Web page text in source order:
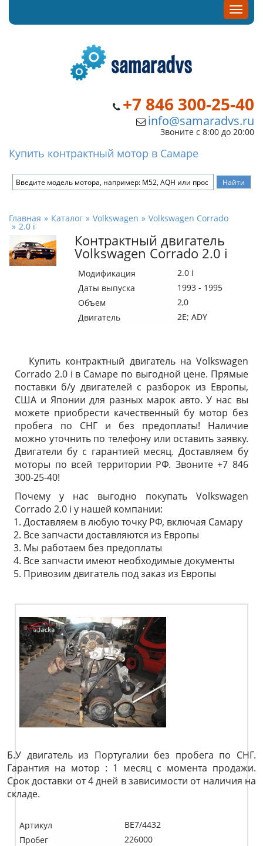
+7 846 300-25-40
info@samaradvs.ru
Звоните с 8:00 до 20:00
Купить контрактный мотор в Самаре
Главная Каталог Volkswagen Volkswagen Corrado
2.0 i
Контрактный двигатель
Volkswagen Corrado 2.0 i
Модификация
2.0 i
Даты выпуска
1993 - 1995
Объем
2,0
Двигатель
2E; ADY
Купить контрактный двигатель на Volkswagen
Corrado 2.0 i в Самаре по выгодной цене. Прямые
поставки б/у двигателей с разборок из Европы,
США и Японии для разных марок авто. У нас вы
можете приобрести качественный бу мотор без
пробега по СНГ и без предоплаты! Наличие
можно уточнить по телефону или оставить заявку.
Двигатели бу с гарантией месяц. Доставляем бу
моторы по всей территории РФ. Звоните +7 846
300-25-40!
Почему у нас выгодно покупать Volkswagen
Corrado 2.0 i у нашей компании:
Доставляем в любую точку РФ, включая Самару
Все запчасти доставляются из Европы
Мы работаем без предоплаты
Все запчасти имеют необходимые документы
Привозим двигатель под заказ из Европы
Б.У двигатель из Португалии без пробега по СНГ.
Гарантия на мотор : 1 месяц с момента продажи.
Срок доставки от 4 дней в зависимости от наличия на
складе.
Артикул
BE7/4432
Пробег
226000